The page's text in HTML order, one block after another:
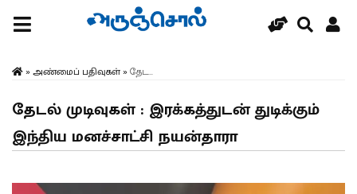
» அண்மைப் பதிவுகள்» தேட...
தேடல் முடிவுகள் : இரக்கத்துடன் துடிக்கும்
இந்திய மனச்சாட்சி நயன்தாரா